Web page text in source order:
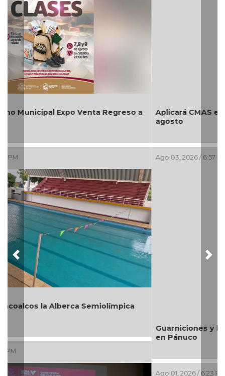
Aplicará CMAS el Programa de Tandeo durante
Ago 03, 2026 / 6:57 PM
Guarniciones y banquetas para la colonia El Mango
en Pánuco
Ago 01, 2026 / 6:23 PM
Previous